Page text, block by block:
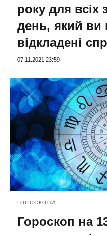
року для всіх
день, який ви
відкладені
07.11.2021 23:59
ГОРОСКОПИ
Гороскоп на